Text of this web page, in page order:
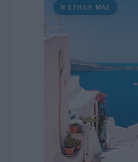
Η ΣΤΗΛΗ ΜΑΣ